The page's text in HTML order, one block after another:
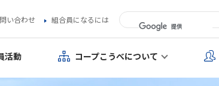
い合わせ 組合員になるには
活動 コープこうべについて